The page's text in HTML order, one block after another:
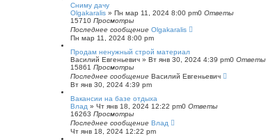
Сниму дачу
Olgakaralis » Пн мар 11, 2024 8:00 pm0 Ответы
15710 Просмотры
Последнее сообщение Olgakaralis
Пн мар 11, 2024 8:00 pm
Продам ненужный строй материал
Василий Евгеньевич » Вт янв 30, 2024 4:39 pm0 Ответы
15861 Просмотры
Последнее сообщение Василий Евгеньевич
Вт янв 30, 2024 4:39 pm
Вакансии на базе отдыха
Влад » Чт янв 18, 2024 12:22 pm0 Ответы
16263 Просмотры
Последнее сообщение Влад
Чт янв 18, 2024 12:22 pm